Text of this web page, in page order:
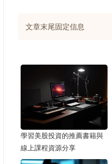
文章末尾固定信息
學習美股投資的推薦書籍與
線上課程資源分享